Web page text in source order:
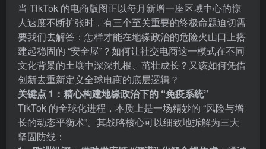
当 TikTok 的电商版图正以每月新增一座区域中心的惊
人速度不断扩张时，有三个至关重要的终极命题迫切需
要我们去解答：怎样才能在地缘政治的危险火山口上搭
建起稳固的 “安全屋”？如何让社交电商这一模式在不同
文化背景的土壤中深深扎根、茁壮成长？又该如何凭借
创新去重新定义全球电商的底层逻辑？
关键点 1：精心构建地缘政治下的 “免疫系统”
TikTok 的全球化进程，本质上是一场精妙的 “风险与增
长的动态平衡术”。其战略核心可以细致地拆解为三大
坚固防线：